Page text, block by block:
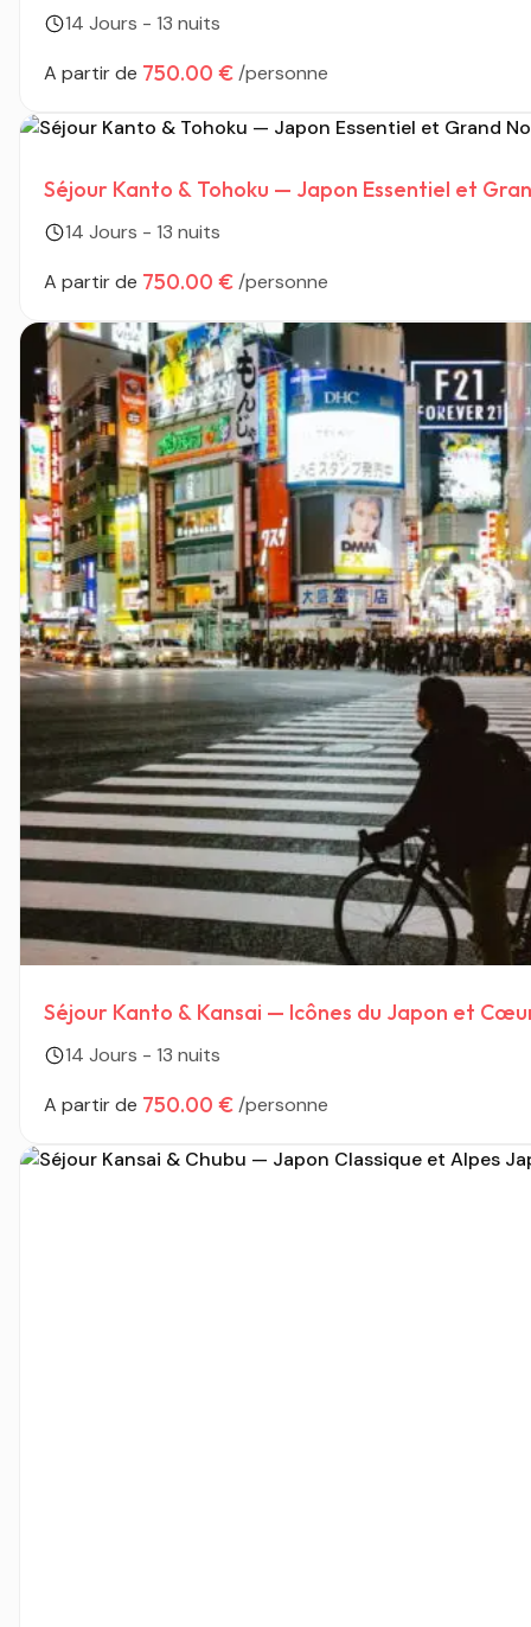
14 Jours - 13 nuits
A partir de 750.00 € /personne
Séjour Kanto & Tohoku — Japon Essentiel et
14 Jours - 13 nuits
A partir de 750.00 € /personne
Séjour Kanto & Kansai — Icônes du Japon et
14 Jours - 13 nuits
A partir de 750.00 €/personne